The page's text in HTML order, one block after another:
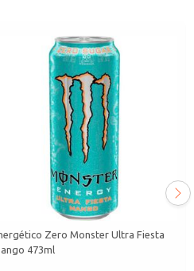
Zero Monster Ultra Fiesta
473ml